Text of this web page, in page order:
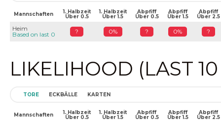
Mannschaften 1. Halbzeit
Über 0.5
1. Halbzeit
Über 1.5
Abpfiff
Über 0.5
Abpfiff
Über 1.5
Abpfiff
Über 2.5
Heim
Based on last 0
? 0% ? 0% ?
LIKELIHOOD (LAST
TORE ECKBÄLLE KARTEN
Mannschaften 1. Halbzeit
Über 0.5
1. Halbzeit
Über 1.5
Abpfiff
Über 0.5
Abpfiff
Über 1.5
Abpfiff
Über 2.5